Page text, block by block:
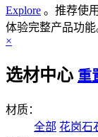
Explore 。推荐使用
体验完整产品功能
×
选材中心 重
材质：
全部 花岗石